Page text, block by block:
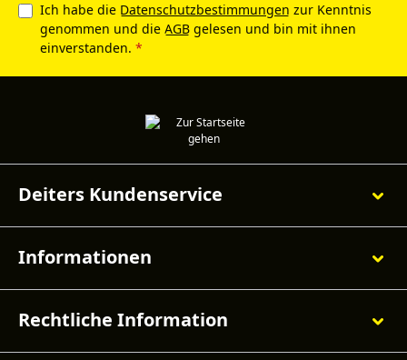
Ich habe die Datenschutzbestimmungen zur Kenntnis
genommen und die AGB gelesen und bin mit ihnen
einverstanden. *
Deiters Kundenservice
Informationen
Rechtliche Information